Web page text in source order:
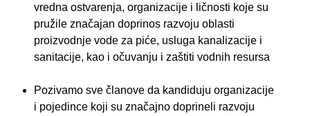
vredna ostvarenja, organizacije i ličnosti koje su
pružile značajan doprinos razvoju oblasti
proizvodnje vode za piće, usluga kanalizacije i
sanitacije, kao i očuvanju i zaštiti vodnih resursa
Pozivamo sve članove da kandiduju organizacije
i pojedince koji su značajno doprineli razvoju